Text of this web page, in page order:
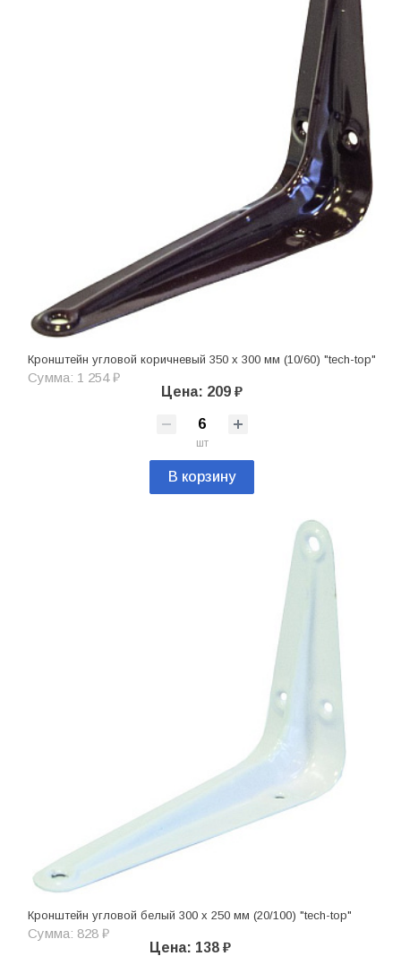
Кронштейн угловой коричневый 350 х 300 мм (10/60) "tech-top"
Сумма: 1 254 ₽
Цена: 209 ₽
шт
В корзину
Кронштейн угловой белый 300 х 250 мм (20/100) "tech-top"
Сумма: 828 ₽
Цена: 138 ₽